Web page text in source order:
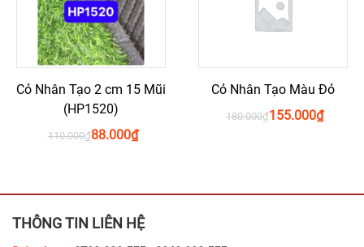
Cỏ Nhân Tạo 2 cm 15 Mũi
(HP1520)
₫
110.000 ₫
88.000
Cỏ Nhân Tạo Màu Đỏ
₫
180.000 ₫
155.000
THÔNG TIN LIÊN HỆ